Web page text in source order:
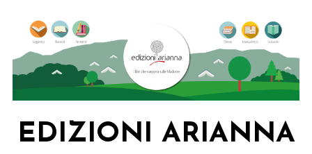
content
EDIZIONI ARIANNA